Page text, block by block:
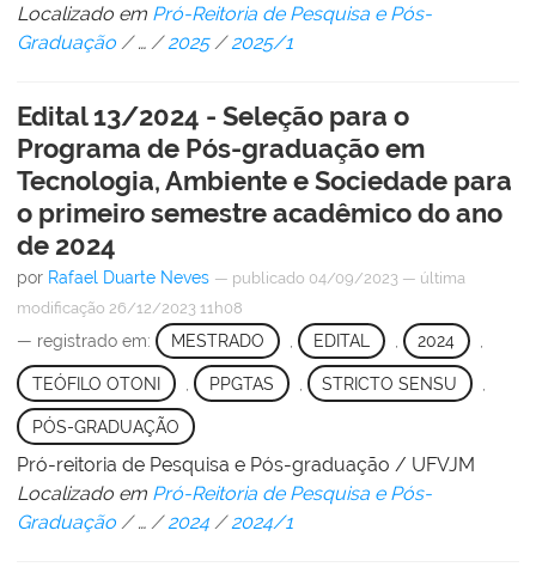
Localizado em Pró-Reitoria de Pesquisa e Pós-
Graduação /… /2025 /2025/1
Edital 13/2024 - Seleção para o
Programa de Pós-graduação em
Tecnologia, Ambiente e Sociedade para
o primeiro semestre acadêmico do ano
de 2024
por Rafael Duarte Neves — publicado 04/09/2023 — última
modificação 26/12/2023 11h08
— registrado em: MESTRADO EDITAL 2024
TEÓFILO OTONI PPGTAS STRICTO SENSU
PÓS-GRADUAÇÃO
Pró-reitoria de Pesquisa e Pós-graduação / UFVJM
Localizado em Pró-Reitoria de Pesquisa e Pós-
Graduação /… /2024 /2024/1